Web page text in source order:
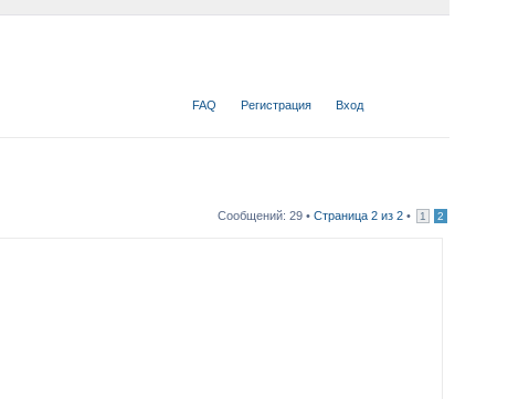
FAQ Регистрация Вход
Сообщений: 29 • Страница 2 из 2 • 1 2